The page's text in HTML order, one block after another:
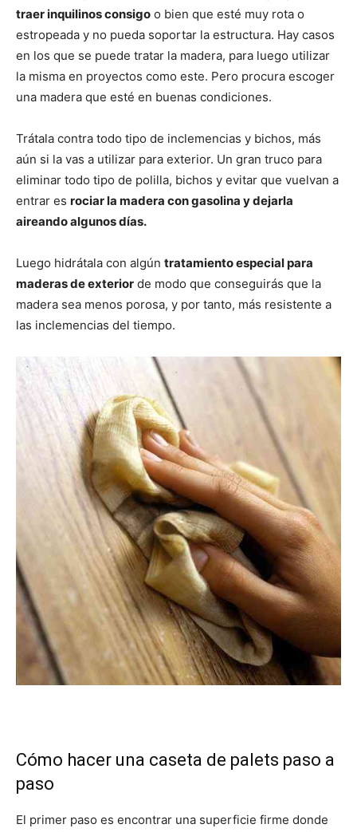
traer inquilinos consigo o bien que esté muy rota o
estropeada y no pueda soportar la estructura. Hay casos
en los que se puede tratar la madera, para luego utilizar
la misma en proyectos como este. Pero procura escoger
una madera que esté en buenas condiciones.
Trátala contra todo tipo de inclemencias y bichos, más
aún si la vas a utilizar para exterior. Un gran truco para
eliminar todo tipo de polilla, bichos y evitar que vuelvan a
entrar es rociar la madera con gasolina y dejarla
aireando algunos días.
Luego hidrátala con algún tratamiento especial para
maderas de exterior de modo que conseguirás que la
madera sea menos porosa, y por tanto, más resistente a
las inclemencias del tiempo.
Cómo hacer una caseta de palets paso a
paso
El primer paso es encontrar una superficie firme donde